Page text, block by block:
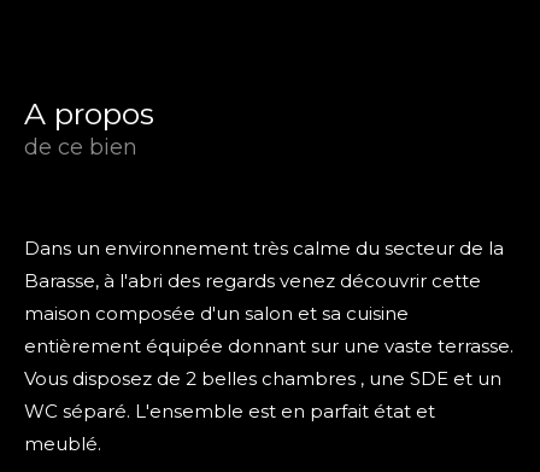
a propos
de ce bien
Dans un environnement très calme du secteur de la
Barasse, à l'abri des regards venez découvrir cette
maison composée d'un salon et sa cuisine
entièrement équipée donnant sur une vaste terrasse.
Vous disposez de 2 belles chambres , une SDE et un
WC séparé. L'ensemble est en parfait état et
meublé.